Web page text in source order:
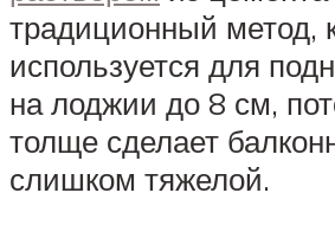
традиционный метод,
используется для
на лоджии до 8 см,
толще сделает
слишком тяжелой.